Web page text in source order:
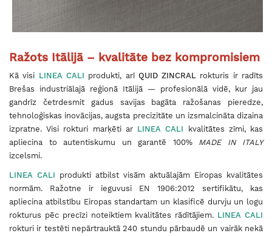
Ražots Itālijā – kvalitāte bez kompromisiem
Kā visi LINEA CALI produkti, arī QUID ZINCRAL rokturis ir radīts
Brešas industriālajā reģionā Itālijā — profesionālā vidē, kur jau
gandrīz četrdesmit gadus savijas bagāta ražošanas pieredze,
tehnoloģiskas inovācijas, augsta precizitāte un izsmalcināta dizaina
izpratne. Visi rokturi marķēti ar LINEA CALI
kvalitātes zīmi, kas
apliecina to autentiskumu un garantē 100% MADE IN ITALY
izcelsmi.
LINEA CALI produkti atbilst visām aktuālajām Eiropas kvalitātes
normām. Ražotne ir ieguvusi EN 1906:2012 sertifikātu, kas
apliecina atbilstību Eiropas standartam un klasificē durvju un logu
rokturus pēc precīzi noteiktiem kvalitātes rādītājiem. LINEA CALI
rokturi ir testēti nepārtrauktā 240 stundu pārbaudē un vairāk nekā